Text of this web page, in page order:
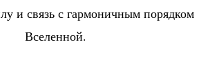
и связь с гармоничным порядком
Вселенной.